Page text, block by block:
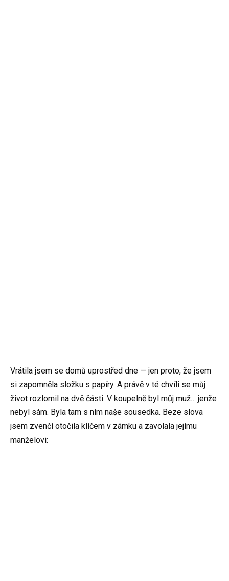
Vrátila jsem se domů uprostřed dne — jen proto, že jsem
si zapomněla složku s papíry. A právě v té chvíli se můj
život rozlomil na dvě části. V koupelně byl můj muž… jenže
nebyl sám. Byla tam s ním naše sousedka. Beze slova
jsem zvenčí otočila klíčem v zámku a zavolala jejímu
manželovi: